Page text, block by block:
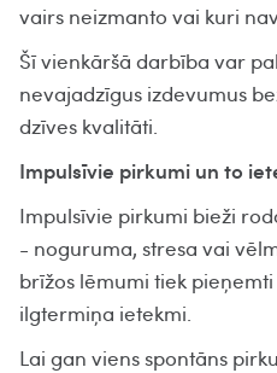
vairs neizmanto vai kuri
Šī vienkāršā darbība var
nevajadzīgus izdevumus
dzīves kvalitāti.
Impulsīvie pirkumi un to
Impulsīvie pirkumi bieži
- noguruma, stresa vai
brīžos lēmumi tiek
ilgtermiņa ietekmi.
Lai gan viens spontāns